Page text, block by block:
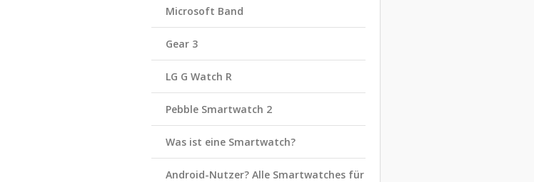
Microsoft Band
Gear 3
LG G Watch R
Pebble Smartwatch 2
Was ist eine Smartwatch?
Android-Nutzer? Alle Smartwatches für